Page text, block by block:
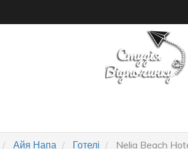
Айя Напа Готелі Nelia Beach